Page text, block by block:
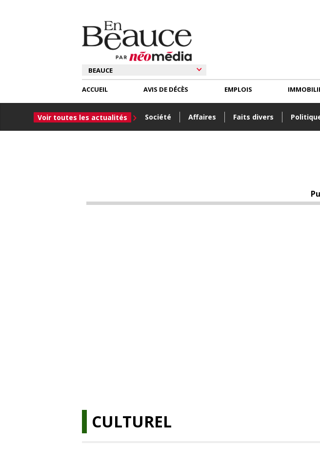
ACCUEIL
Voir toutes les actualités Société Affaires Faits divers
AVIS DE DÉCÈS EMPLOIS
CULTUREL